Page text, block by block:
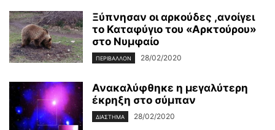
Ξύπνησαν οι αρκούδες ,ανοίγει
το Καταφύγιο του «Αρκτούρου»
στο Νυμφαίο
ΠΕΡΙΒΆΛΛΟΝ 28/02/2020
Ανακαλύφθηκε η μεγαλύτερη
έκρηξη στο σύμπαν
ΔΙΆΣΤΗΜΑ 28/02/2020